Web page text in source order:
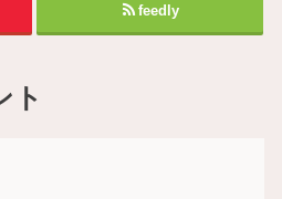
feedly
ト